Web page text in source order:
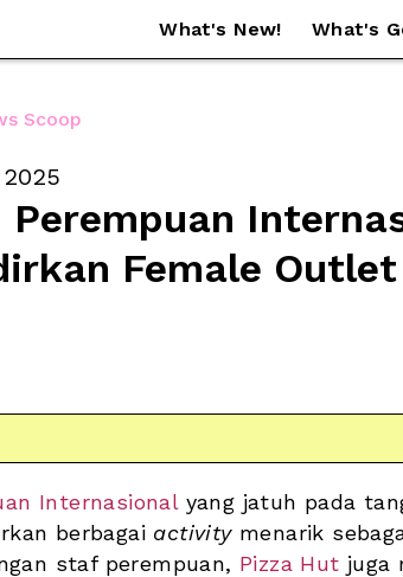
What's New! What's
Scoop
Perempuan
Female
Internasional yang jatuh pada
berbagai activity menarik
staf perempuan, Pizza Hut juga